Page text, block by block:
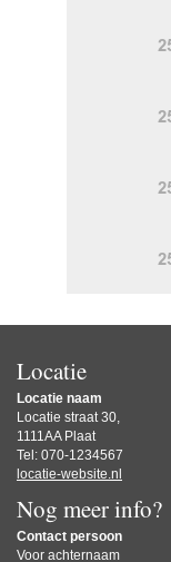
Locatie
Locatie naam
Locatie straat 30,
1111AA Plaat
Tel: 070-1234567
locatie-website.nl
Nog meer info?
Contact persoon
Voor achternaam